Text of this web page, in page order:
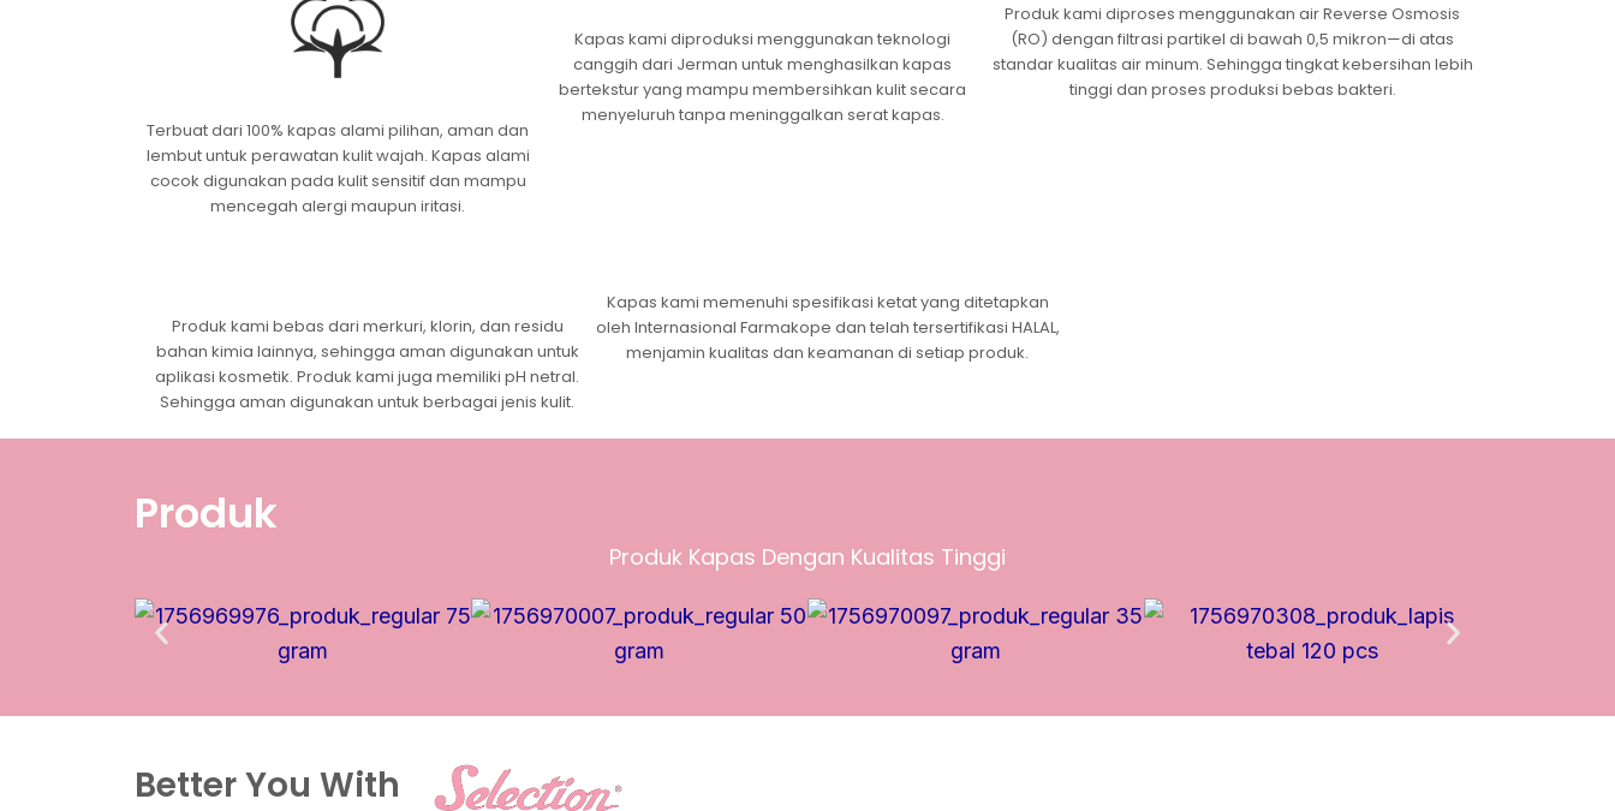
Terbuat dari 100% kapas alami pilihan, aman dan
lembut untuk perawatan kulit wajah. Kapas alami
cocok digunakan pada kulit sensitif dan mampu
mencegah alergi maupun iritasi.
Kapas kami diproduksi menggunakan teknologi
canggih dari Jerman untuk menghasilkan kapas
bertekstur yang mampu membersihkan kulit secara
menyeluruh tanpa meninggalkan serat kapas.
Produk kami diproses menggunakan air Reverse Osmosis
(RO) dengan filtrasi partikel di bawah 0,5 mikron—di atas
standar kualitas air minum. Sehingga tingkat kebersihan lebih
tinggi dan proses produksi bebas bakteri.
Produk kami bebas dari merkuri, klorin, dan residu
bahan kimia lainnya, sehingga aman digunakan untuk
aplikasi kosmetik. Produk kami juga memiliki pH netral.
Sehingga aman digunakan untuk berbagai jenis kulit.
Kapas kami memenuhi spesifikasi ketat yang ditetapkan
oleh Internasional Farmakope dan telah tersertifikasi HALAL,
menjamin kualitas dan keamanan di setiap produk.
Produk
Produk Kapas Dengan Kualitas Tinggi
Better You With